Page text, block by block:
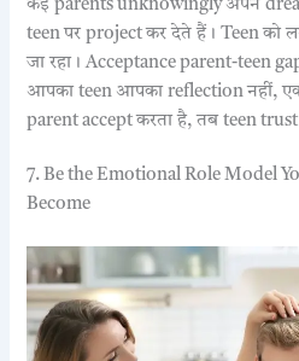
कई parents unknowingly अपने
teen पर project कर देते हैं। Teen को
जा रहा। Acceptance parent-teen
आपका teen आपका reflection नहीं,
parent accept करता है, तब teen trust
7. Be the Emotional Role Model
Become